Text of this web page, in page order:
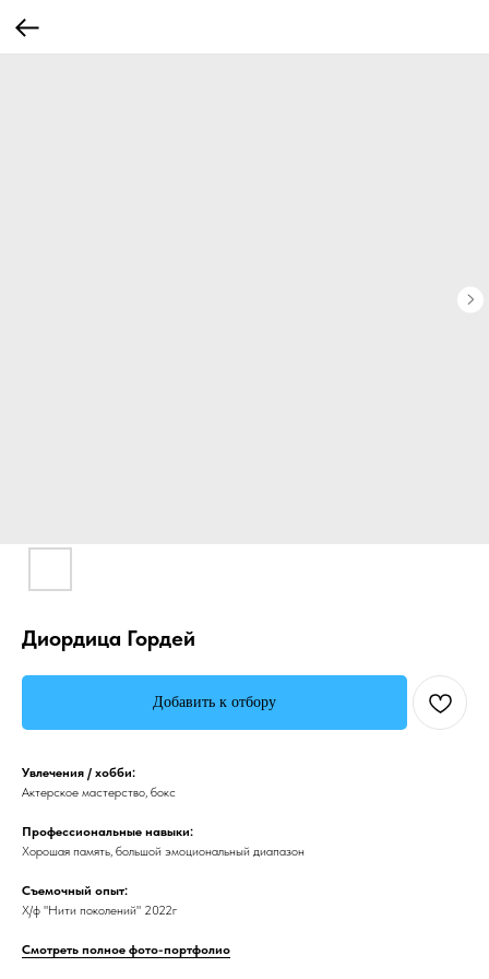
Диордица Гордей
Добавить к отбору
Увлечения / хобби:
Актерское мастерство, бокс
Профессиональные навыки:
Хорошая память, большой эмоциональный диапазон
Съемочный опыт:
Х/ф "Нити поколений" 2022г
Смотреть полное фото-портфолио